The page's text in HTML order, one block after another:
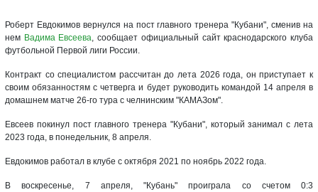
Роберт Евдокимов вернулся на пост главного тренера "Кубани", сменив на
нем Вадима Евсеева, сообщает официальный сайт краснодарского клуба
футбольной Первой лиги России.
Контракт со специалистом рассчитан до лета 2026 года, он приступает к
своим обязанностям с четверга и будет руководить командой 14 апреля в
домашнем матче 26-го тура с челнинским "КАМАЗом".
Евсеев покинул пост главного тренера "Кубани", который занимал с лета
2023 года, в понедельник, 8 апреля.
Евдокимов работал в клубе с октября 2021 по ноябрь 2022 года.
В воскресенье, 7 апреля, "Кубань" проиграла со счетом 0:3